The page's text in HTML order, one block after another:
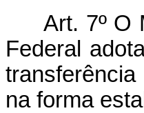
Art. 7º O
Federal
na forma